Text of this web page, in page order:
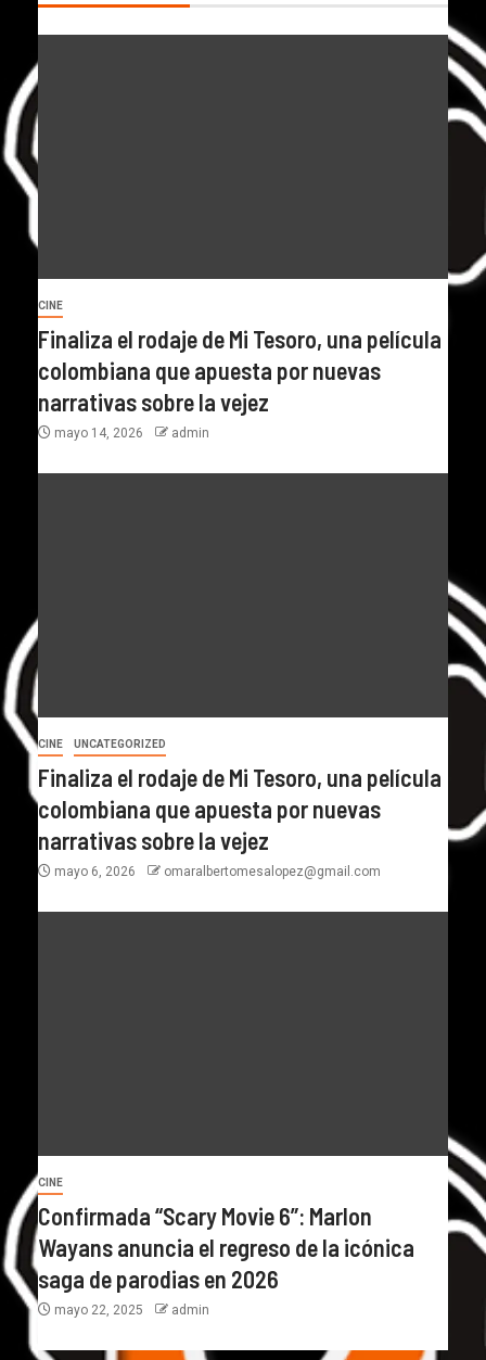
CINE
Finaliza el rodaje de Mi Tesoro, una película
colombiana que apuesta por nuevas
narrativas sobre la vejez
mayo 14, 2026 admin
CINE UNCATEGORIZED
Finaliza el rodaje de Mi Tesoro, una película
colombiana que apuesta por nuevas
narrativas sobre la vejez
mayo 6, 2026 omaralbertomesalopez@gmail.com
CINE
Confirmada “Scary Movie 6”: Marlon
Wayans anuncia el regreso de la icónica
saga de parodias en 2026
mayo 22, 2025 admin